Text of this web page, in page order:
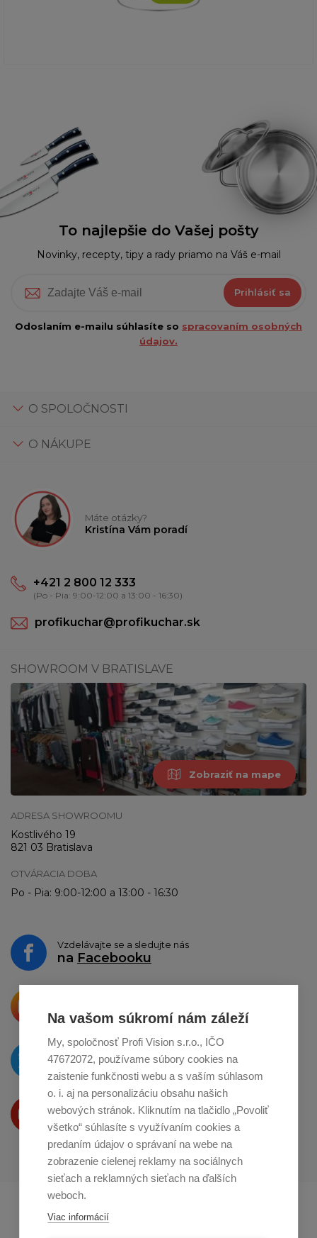
To najlepšie do Vašej pošty
Novinky, recepty, tipy a rady priamo na Váš e-mail
Prihlásiť sa
Odoslaním e-mailu súhlasíte so spracovaním osobných
údajov.
O SPOLOČNOSTI
O NÁKUPE
Máte otázky?
Kristína Vám poradí
+421 2 800 12 333
(Po - Pia: 9:00-12:00 a 13:00 - 16:30)
profikuchar@profikuchar.sk
SHOWROOM V BRATISLAVE
Zobraziť na mape
ADRESA SHOWROOMU
Kostlivého 19
821 03 Bratislava
OTVÁRACIA DOBA
Po - Pia: 9:00-12:00 a 13:00 - 16:30
Vzdelávajte se a sledujte nás
na Facebooku
o zdieľanie naInstagrame
O novinkách píšeme
naTwitteri
Produkty Vám predstavujeme
na Youtube
Profikuchař.cz
Na vašom súkromí nám záleží
My, spoločnosť Profi Vision s.r.o., IČO
47672072, používame súbory cookies na
zaistenie funkčnosti webu a s vaším súhlasom
o. i. aj na personalizáciu obsahu našich
webových stránok. Kliknutím na tlačidlo „Povoliť
všetko“ súhlasíte s využívaním cookies a
predaním údajov o správaní na webe na
zobrazenie cielenej reklamy na sociálnych
sieťach a reklamných sieťach na ďalších
weboch.
Viac informácií